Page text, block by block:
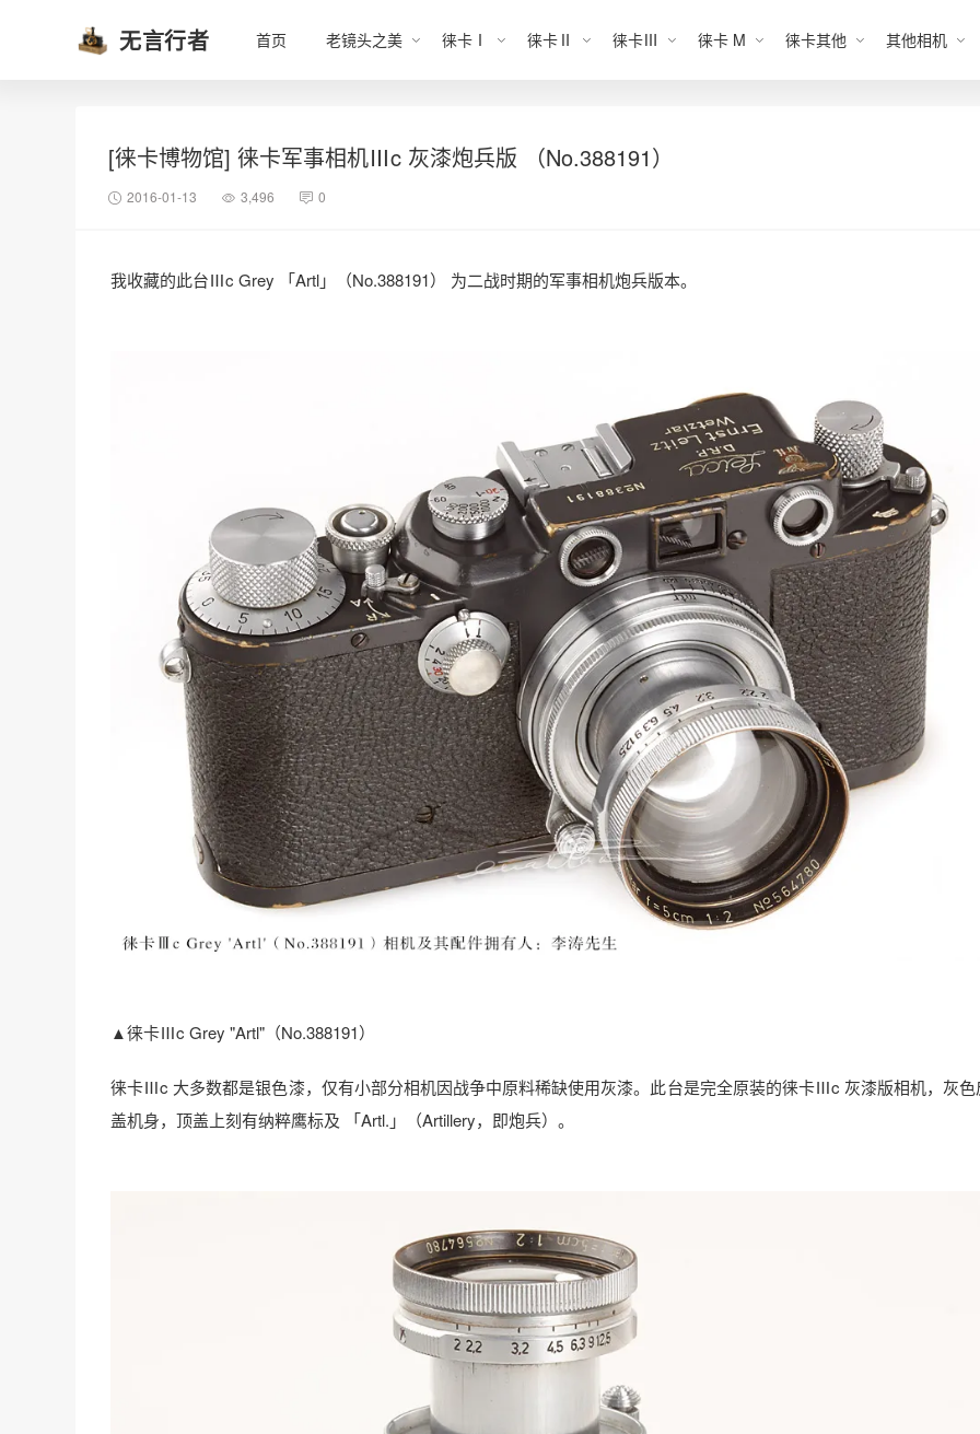
无言行者 首页 老镜头之美 徕卡Ⅰ 徕卡Ⅱ 徕卡Ⅲ 徕卡 M 徕卡其他 其他相机
[徕卡博物馆] 徕卡军事相机Ⅲc 灰漆炮兵版 （No.388191）
2016-01-13 3,496 0
我收藏的此台Ⅲc Grey 「Artl」（No.388191） 为二战时期的军事相机炮兵版本。
▲徕卡Ⅲc Grey "Artl"（No.388191）
徕卡Ⅲc 大多数都是银色漆，仅有小部分相机因战争中原料稀缺使用灰漆。此台是完全原装的徕卡Ⅲc 灰漆版相机，灰色
盖机身，顶盖上刻有纳粹鹰标及 「Artl.」（Artillery，即炮兵）。